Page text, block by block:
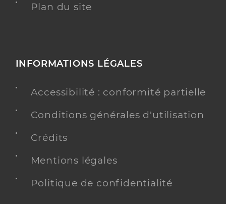
Plan du site
INFORMATIONS LÉGALES
Accessibilité : conformité partielle
Conditions générales d'utilisation
Crédits
Mentions légales
Politique de confidentialité